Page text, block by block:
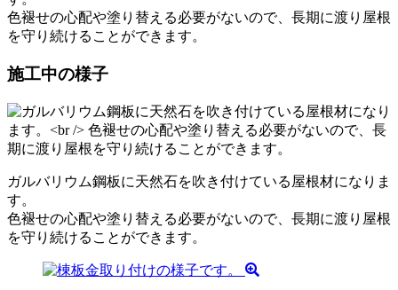
色褪せの心配や塗り替える必要がないので、長期に渡り屋根
を守り続けることができます。
施工中の様子
ガルバリウム鋼板に天然石を吹き付けている屋根材になりま
す。
色褪せの心配や塗り替える必要がないので、長期に渡り屋根
を守り続けることができます。